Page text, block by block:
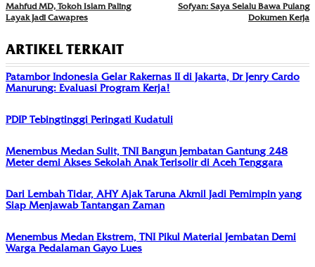
Mahfud MD, Tokoh Islam Paling
Layak Jadi Cawapres
Sofyan: Saya Selalu Bawa Pulang
Dokumen Kerja
ARTIKEL TERKAIT
Patambor Indonesia Gelar Rakernas II di Jakarta, Dr Jenry Cardo
Manurung: Evaluasi Program Kerja!
PDIP Tebingtinggi Peringati Kudatuli
Menembus Medan Sulit, TNI Bangun Jembatan Gantung 248
Meter demi Akses Sekolah Anak Terisolir di Aceh Tenggara
Dari Lembah Tidar, AHY Ajak Taruna Akmil Jadi Pemimpin yang
Siap Menjawab Tantangan Zaman
Menembus Medan Ekstrem, TNI Pikul Material Jembatan Demi
Warga Pedalaman Gayo Lues